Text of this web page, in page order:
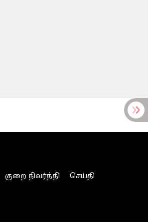
குறை நிவர்த்தி
செய்தி